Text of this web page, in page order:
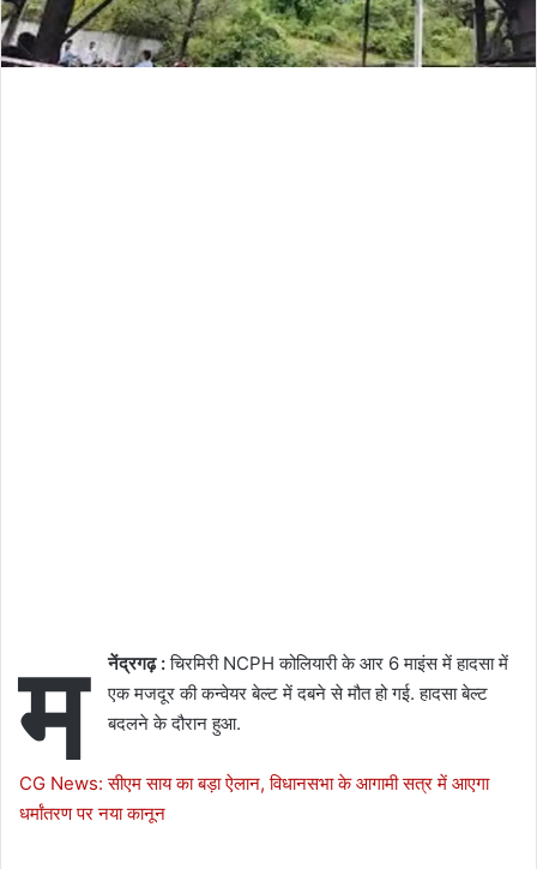
म नेंद्रगढ़ :चिरमिरी NCPH कोलियारी के आर 6 माइंस में हादसा में
एक मजदूर की कन्वेयर बेल्ट में दबने से मौत हो गई. हादसा बेल्ट
बदलने के दौरान हुआ.
CG News: सीएम साय का बड़ा ऐलान, विधानसभा के आगामी सत्र में आएगा
धर्मांतरण पर नया कानून